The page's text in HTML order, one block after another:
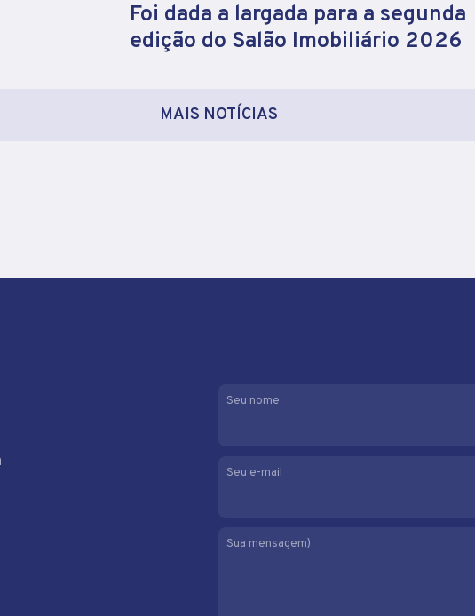
Foi dada a largada para a segunda
edição do Salão Imobiliário 2026
MAIS NOTÍCIAS
Seu nome
Seu e-mail
Sua mensagem)